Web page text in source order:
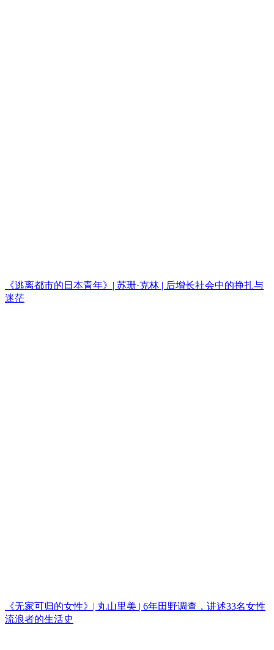
《逃离都市的日本青年》| 苏珊·克林 | 后增长社会中的挣扎与
迷茫
《无家可归的女性》| 丸山里美 | 6年田野调查，讲述33名女性
流浪者的生活史